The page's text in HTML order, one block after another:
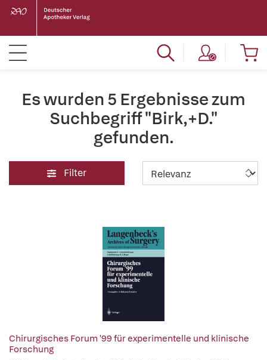
Es wurden 5 Ergebnisse zum
Suchbegriff "Birk,+D."
gefunden.
Filter
Chirurgisches Forum '99 für experimentelle und klinische
Forschung